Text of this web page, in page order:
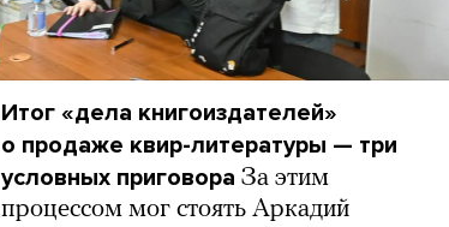
Итог «дела книгоиздателей»
о продаже квир-литературы — три
условных приговора За этим
процессом мог стоять Аркадий